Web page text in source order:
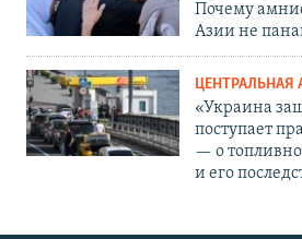
Почему
Азии не
ЦЕНТРАЛЬНАЯ
«Украина
поступает
— о
и его